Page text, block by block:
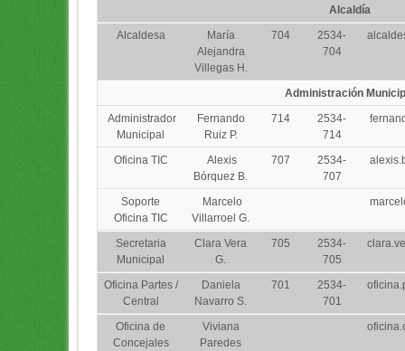
Alcaldía
Alcaldesa
María
Alejandra
Villegas H.
704
2534-
704
Administración
Administrador
Municipal
Fernando
Ruiz P.
714
2534-
714
Oficina TIC
Alexis
Bórquez B.
707
2534-
707
Soporte
Oficina TIC
Marcelo
Villarroel G.
Secretaria
Municipal
Clara Vera
G.
705
2534-
705
Oficina Partes /
Central
Daniela
Navarro S.
701
2534-
701
Oficina de
Concejales
Viviana
Paredes